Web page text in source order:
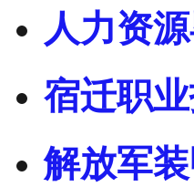
人力资
宿迁职
解放军